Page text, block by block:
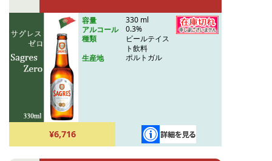
容量
330 ml
アルコール
0.3%
種類
ビールテイス
ト飲料
生産地
ポルトガル
¥6,716